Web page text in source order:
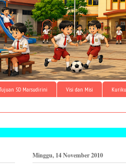
SD Marsudirini Visi dan Misi
Minggu, 14 November 2010